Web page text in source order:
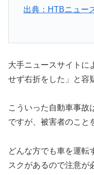
出典：HTBニュー
大手ニュースサイトに
せず右折をした」と容
こういった自動車事故
ですが、被害者のこと
どんな方でも車を運転
スクがあるので注意が